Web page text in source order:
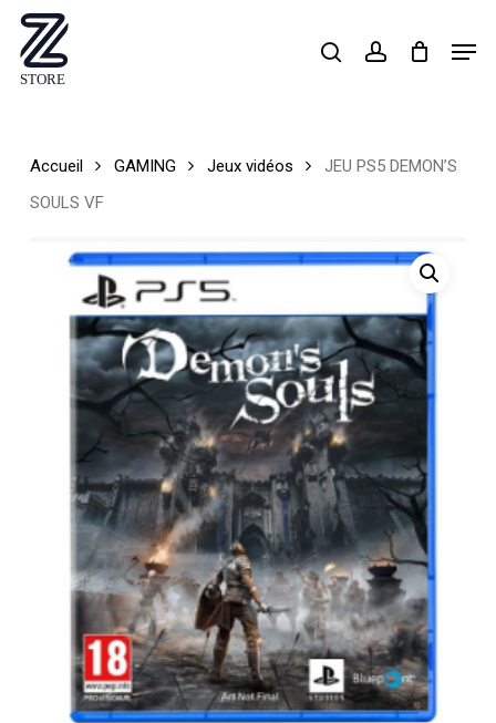
Skip
main
searchaccount
Accueil GAMING Jeux vidéos
JEU PS5 DEMON’S
SOULS VF